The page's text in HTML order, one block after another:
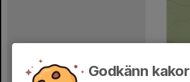
Godkänn kakor